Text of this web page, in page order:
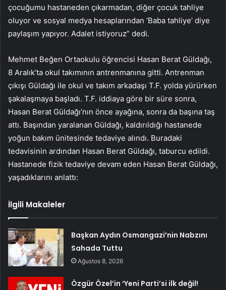
çocuğumu hastaneden çıkarmadan, diğer çocuk tahliye
oluyor ve sosyal medya hesaplarından ‘Baba tahliye’ diye
paylaşım yapıyor. Adalet istiyoruz” dedi.
Mehmet Beğen Ortaokulu öğrencisi Hasan Berat Güldağı,
8 Aralık’ta okul takımının antrenmanına gitti. Antrenman
çıkışı Güldağı ile okul ve takım arkadaşı T.F. yolda yürürken
şakalaşmaya başladı. T.F. iddiaya göre bir süre sonra,
Hasan Berat Güldağı’nın önce ayağına, sonra da başına taş
attı. Başından yaralanan Güldağı, kaldırıldığı hastanede
yoğun bakım ünitesinde tedaviye alındı. Buradaki
tedavisinin ardından Hasan Berat Güldağı, taburcu edildi.
Hastanede fizik tedaviye devam eden Hasan Berat Güldağı,
yaşadıklarını anlattı:
İlgili Makaleler
Başkan Aydın Osmangazi’nin Nabzını
Sahada Tuttu
Ağustos 8, 2026
Özgür Özel’in ‘Yeni Parti’si ilk değil!